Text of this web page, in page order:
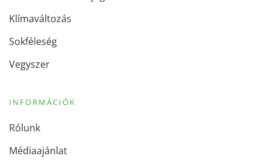
Klímaváltozás
Sokféleség
Vegyszer
INFORMÁCIÓK
Rólunk
Médiaajánlat